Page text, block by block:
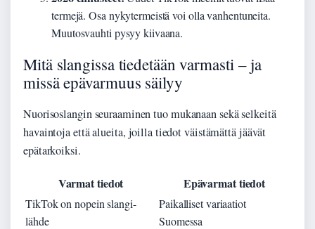
termejä. Osa nykytermeistä voi olla vanhentuneita.
Muutosvauhti pysyy kiivaana.
Mitä slangissa tiedetään varmasti – ja
missä epävarmuus säilyy
Nuorisoslangin seuraaminen tuo mukanaan sekä selkeitä
havaintoja että alueita, joilla tiedot väistämättä jäävät
epätarkoiksi.
Varmat tiedot Epävarmat tiedot
TikTok on nopein slangi-
lähde
Paikalliset variaatiot
Suomessa